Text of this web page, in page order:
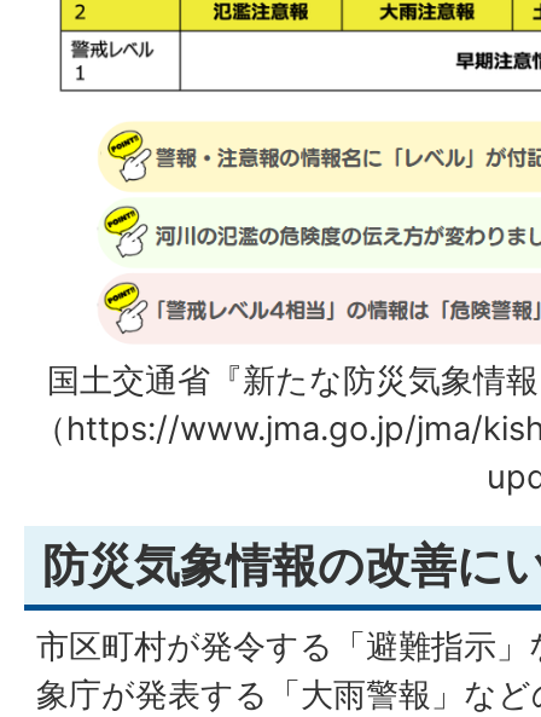
国土交通省『新たな防災気象情
（https://www.jma.go.jp/jma/
防災気象情報の改善に
市区町村が発令する「避難指示
象庁が発表する「大雨警報」な